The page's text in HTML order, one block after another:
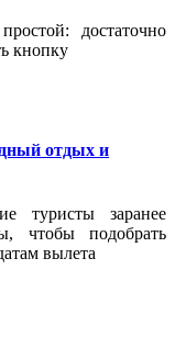
достаточно
кнопку
отдых и
туристы заранее
чтобы подобрать
вылета